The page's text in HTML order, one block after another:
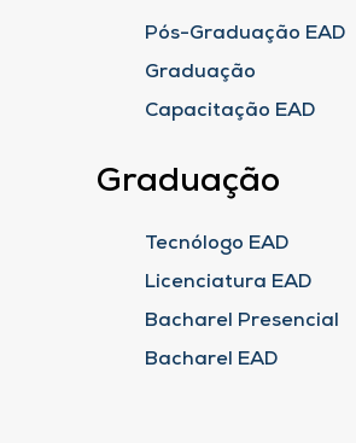
Pós-Graduação EAD
Graduação
Capacitação EAD
Graduação
Tecnólogo EAD
Licenciatura EAD
Bacharel Presencial
Bacharel EAD